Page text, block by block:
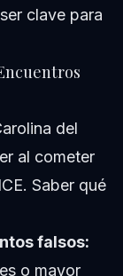
clave para
del
al cometer
Saber qué
falsos:
o mayor